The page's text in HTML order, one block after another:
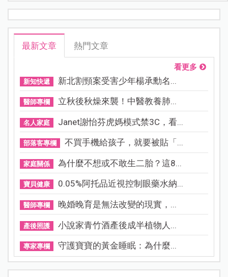
最新文章 熱門文章
看更多
新知快遞 新北割頸案受害少年楊承勳名...
醫師專欄 立秋後秋燥來襲！中醫教養肺...
名人家庭 Janet謝怡芬虎媽模式禁3C，看...
部落客專欄 不買手機給孩子，就要被貼「...
家庭關係 為什麼不想或不敢生二胎？這8...
寶貝健康 0.05%阿托品近視控制眼藥水納...
醫師專欄 晚婚晚育是無法改變的現實，...
產後照護 小說家青竹酒產後成半植物人...
專家專欄 守護寶寶的黃金睡眠：為什麼...